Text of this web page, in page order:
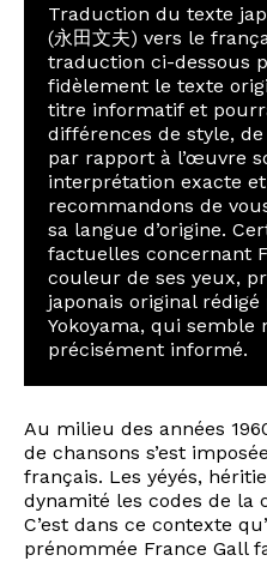
Traduction du texte
(永田文夫) vers le
traduction ci-dessous
fidèlement le texte
titre informatif et
différences de style,
par rapport à l’œuvre
interprétation exacte
recommandons de
sa langue d’origine.
factuelles concernant
couleur de ses yeux,
japonais original
Yokoyama, qui semble
précisément informé.
Au milieu des années
de chansons s’est
français. Les yéyés,
dynamité les codes de la
C’est dans ce contexte
prénommée France Gall